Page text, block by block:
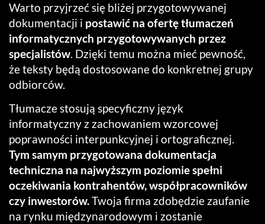
Warto przyjrzeć się bliżej przygotowywanej
dokumentacji i postawić na ofertę tłumaczeń
informatycznych przygotowywanych przez
specjalistów. Dzięki temu można mieć pewność,
że teksty będą dostosowane do konkretnej grupy
odbiorców.
Tłumacze stosują specyficzny język
informatyczny z zachowaniem wzorcowej
poprawności interpunkcyjnej i ortograficznej.
Tym samym przygotowana dokumentacja
techniczna na najwyższym poziomie spełni
oczekiwania kontrahentów, współpracowników
czy inwestorów.Twoja firma zdobędzie zaufanie
na rynku międzynarodowym i zostanie